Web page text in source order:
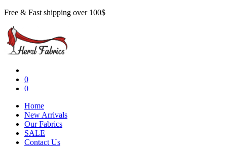
Free & Fast shipping over 100$
0
0
Home
New Arrivals
Our Fabrics
SALE
Contact Us